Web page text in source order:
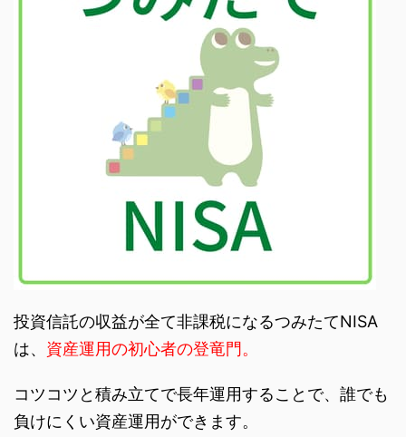
投資信託の収益が全て非課税になるつみたてNISA
は、 資産運用の初心者の登竜門。
コツコツと積み立てで長年運用することで、誰でも
負けにくい資産運用ができます。